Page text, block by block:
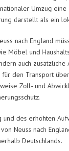
Umzug
darstellt als ein
nach England
Möbel und
auch zusätzliche
für den Transport
Zoll- und
des erhöhten
Neuss nach
Deutschlands.